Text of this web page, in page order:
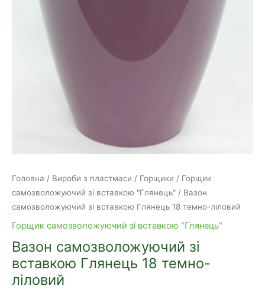
Головна / Вироби з пластмаси / Горщики / Горщик
самозволожуючий зі вставкою "Глянець" / Вазон
самозволожуючий зі вставкою Глянець 18 темно-ліловий
Горщик самозволожуючий зі вставкою "Глянець"
Вазон самозволожуючий зі
вставкою Глянець 18 темно-
ліловий